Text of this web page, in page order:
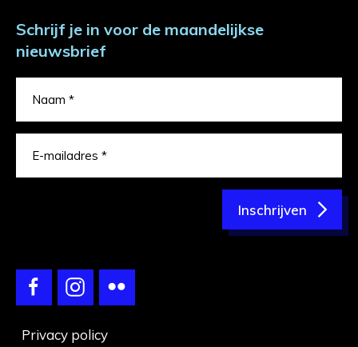
Schrijf je in voor de maandelijkse
nieuwsbrief
Inschrijven
Privacy policy